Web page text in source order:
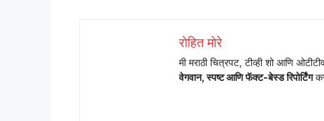
रोहित मोरे
मी मराठी चित्रपट, टीव्ही शो आणि
वेगवान, स्पष्ट आणि फॅक्ट-बेस्ड रिपोर्टिंग